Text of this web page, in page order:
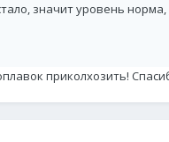
значит уровень
приколхозить!